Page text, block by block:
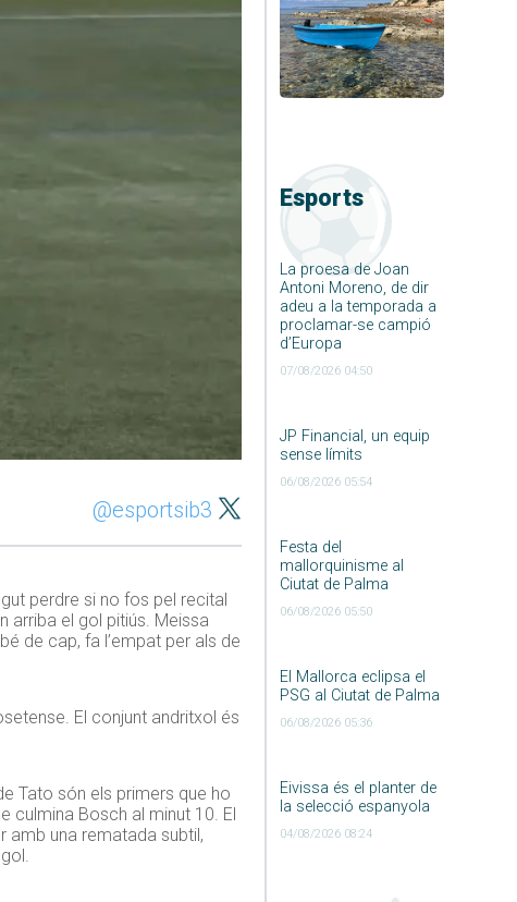
Esports
La proesa de Joan
Antoni Moreno, de dir
adeu a la temporada a
proclamar-se campió
d’Europa
07/08/2026 04:50
JP Financial, un equip
sense límits
06/08/2026 05:54
Festa del
mallorquinisme al
Ciutat de Palma
06/08/2026 05:50
El Mallorca eclipsa el
PSG al Ciutat de Palma
06/08/2026 05:36
Eivissa és el planter de
la selecció espanyola
04/08/2026 08:24
@esportsib3
perdre si no fos pel recital
arriba el gol pitiús. Meissa
de cap, fa l’empat per als de
El conjunt andritxol és
Tato són els primers que ho
culmina Bosch al minut 10. El
amb una rematada subtil,